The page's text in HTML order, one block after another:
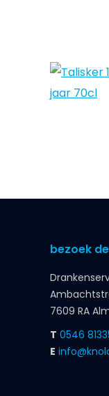
bezoek
7609 RA
T 0546
E